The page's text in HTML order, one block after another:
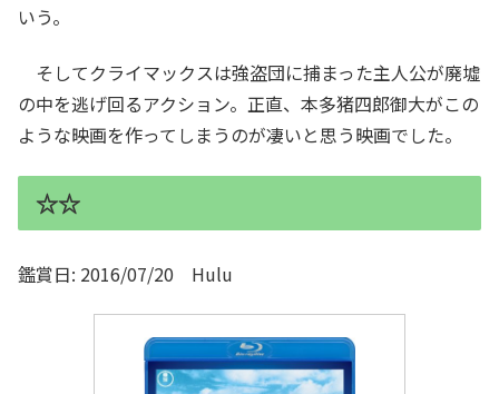
いう。
そしてクライマックスは強盗団に捕まった主人公が廃墟
の中を逃げ回るアクション。正直、本多猪四郎御大がこの
ような映画を作ってしまうのが凄いと思う映画でした。
☆☆
鑑賞日: 2016/07/20 Hulu